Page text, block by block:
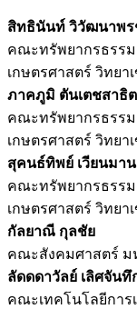
สิทธินันท์ วิวัฒนาพร
คณะทรัพยากรธรร
เกษตรศาสตร์ วิทยา
ภาคภูมิ ตันเตชสาธิต
คณะทรัพยากรธรร
เกษตรศาสตร์ วิทยา
สุคนธ์ทิพย์ เวียนมา
คณะทรัพยากรธรร
เกษตรศาสตร์ วิทยา
กัลยาณี กุลชัย
คณะสังคมศาสตร์ ม
ลัดดดาวัลย์ เลิศจันทึ
คณะเทคโนโลยีกา